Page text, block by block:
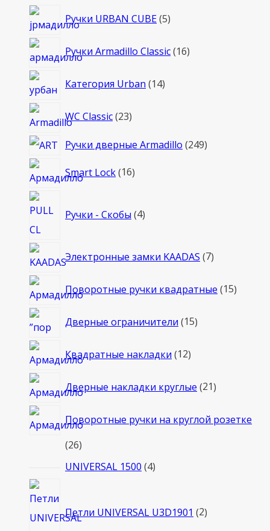
Ручки URBAN CUBE 55
Ручки Armadillo Classic 1616
Категория Urban 1414
WC Classic 2323
Ручки дверные Armadillo 249249
Smart Lock 1616
Ручки - Скобы 4товара
Электронные замки KAADAS 77
Поворотные ручки квадратные 1515
Дверные ограничители 1515
Квадратные накладки 1212
Дверные накладки круглые 2121
Поворотные ручки на круглой розетке
2626
товаров
UNIVERSAL 1500 44
Петли UNIVERSAL U3D1901 2товара